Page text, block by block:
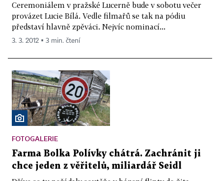
Ceremoniálem v pražské Lucerně bude v sobotu večer
provázet Lucie Bílá. Vedle filmařů se tak na pódiu
představí hlavně zpěváci. Nejvíc nominací...
3. 3. 2012 ▪ 3 min. čtení
FOTOGALERIE
Farma Bolka Polívky chátrá. Zachránit ji
chce jeden z věřitelů, miliardář Seidl